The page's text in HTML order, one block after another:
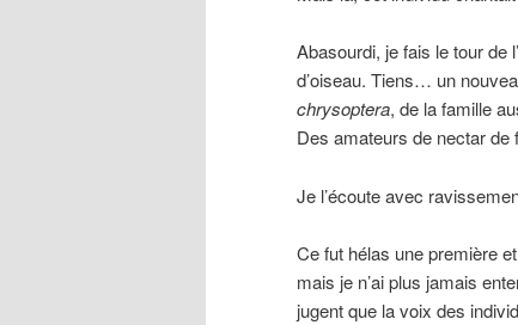
Abasourdi, je fais le tour de
d’oiseau. Tiens… un
chrysoptera, de la famille
Des amateurs de nectar de
Je l’écoute avec
Ce fut hélas une première
mais je n’ai plus jamais
jugent que la voix des